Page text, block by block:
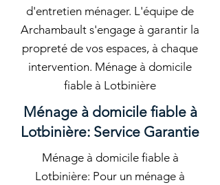
d'entretien ménager. L'équipe de
Archambault s'engage à garantir la
propreté de vos espaces, à chaque
intervention. Ménage à domicile
fiable à Lotbinière
Ménage à domicile fiable à
Lotbinière: Service Garantie
Ménage à domicile fiable à
Lotbinière: Pour un ménage à